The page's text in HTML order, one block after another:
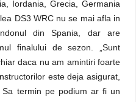
Iordania, Grecia, Germania
DS3 WRC nu se mai afla in
din Spania, dar are
finalului de sezon. „Sunt
daca nu am amintiri foarte
este deja asigurat,
termin pe podium ar fi un